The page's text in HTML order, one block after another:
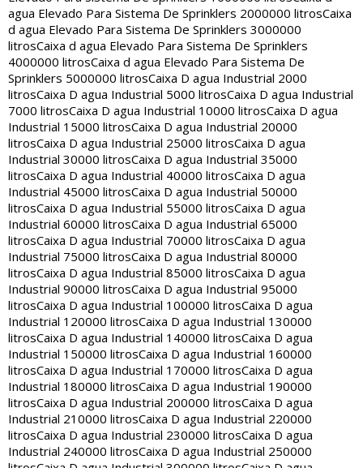
agua Elevado Para Sistema De Sprinklers 2000000 litrosCaixa
d agua Elevado Para Sistema De Sprinklers 3000000
litrosCaixa d agua Elevado Para Sistema De Sprinklers
4000000 litrosCaixa d agua Elevado Para Sistema De
Sprinklers 5000000 litrosCaixa D agua Industrial 2000
litrosCaixa D agua Industrial 5000 litrosCaixa D agua Industrial
7000 litrosCaixa D agua Industrial 10000 litrosCaixa D agua
Industrial 15000 litrosCaixa D agua Industrial 20000
litrosCaixa D agua Industrial 25000 litrosCaixa D agua
Industrial 30000 litrosCaixa D agua Industrial 35000
litrosCaixa D agua Industrial 40000 litrosCaixa D agua
Industrial 45000 litrosCaixa D agua Industrial 50000
litrosCaixa D agua Industrial 55000 litrosCaixa D agua
Industrial 60000 litrosCaixa D agua Industrial 65000
litrosCaixa D agua Industrial 70000 litrosCaixa D agua
Industrial 75000 litrosCaixa D agua Industrial 80000
litrosCaixa D agua Industrial 85000 litrosCaixa D agua
Industrial 90000 litrosCaixa D agua Industrial 95000
litrosCaixa D agua Industrial 100000 litrosCaixa D agua
Industrial 120000 litrosCaixa D agua Industrial 130000
litrosCaixa D agua Industrial 140000 litrosCaixa D agua
Industrial 150000 litrosCaixa D agua Industrial 160000
litrosCaixa D agua Industrial 170000 litrosCaixa D agua
Industrial 180000 litrosCaixa D agua Industrial 190000
litrosCaixa D agua Industrial 200000 litrosCaixa D agua
Industrial 210000 litrosCaixa D agua Industrial 220000
litrosCaixa D agua Industrial 230000 litrosCaixa D agua
Industrial 240000 litrosCaixa D agua Industrial 250000